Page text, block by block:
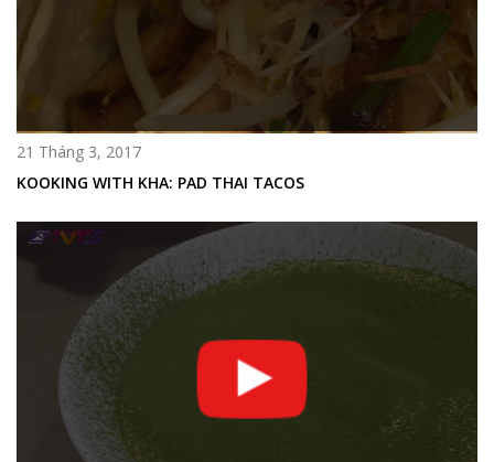
21 Tháng 3, 2017
KOOKING WITH KHA: PAD THAI TACOS